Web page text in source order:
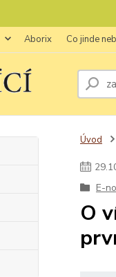
Aborix Co jinde
Úvod
29.
E-
O